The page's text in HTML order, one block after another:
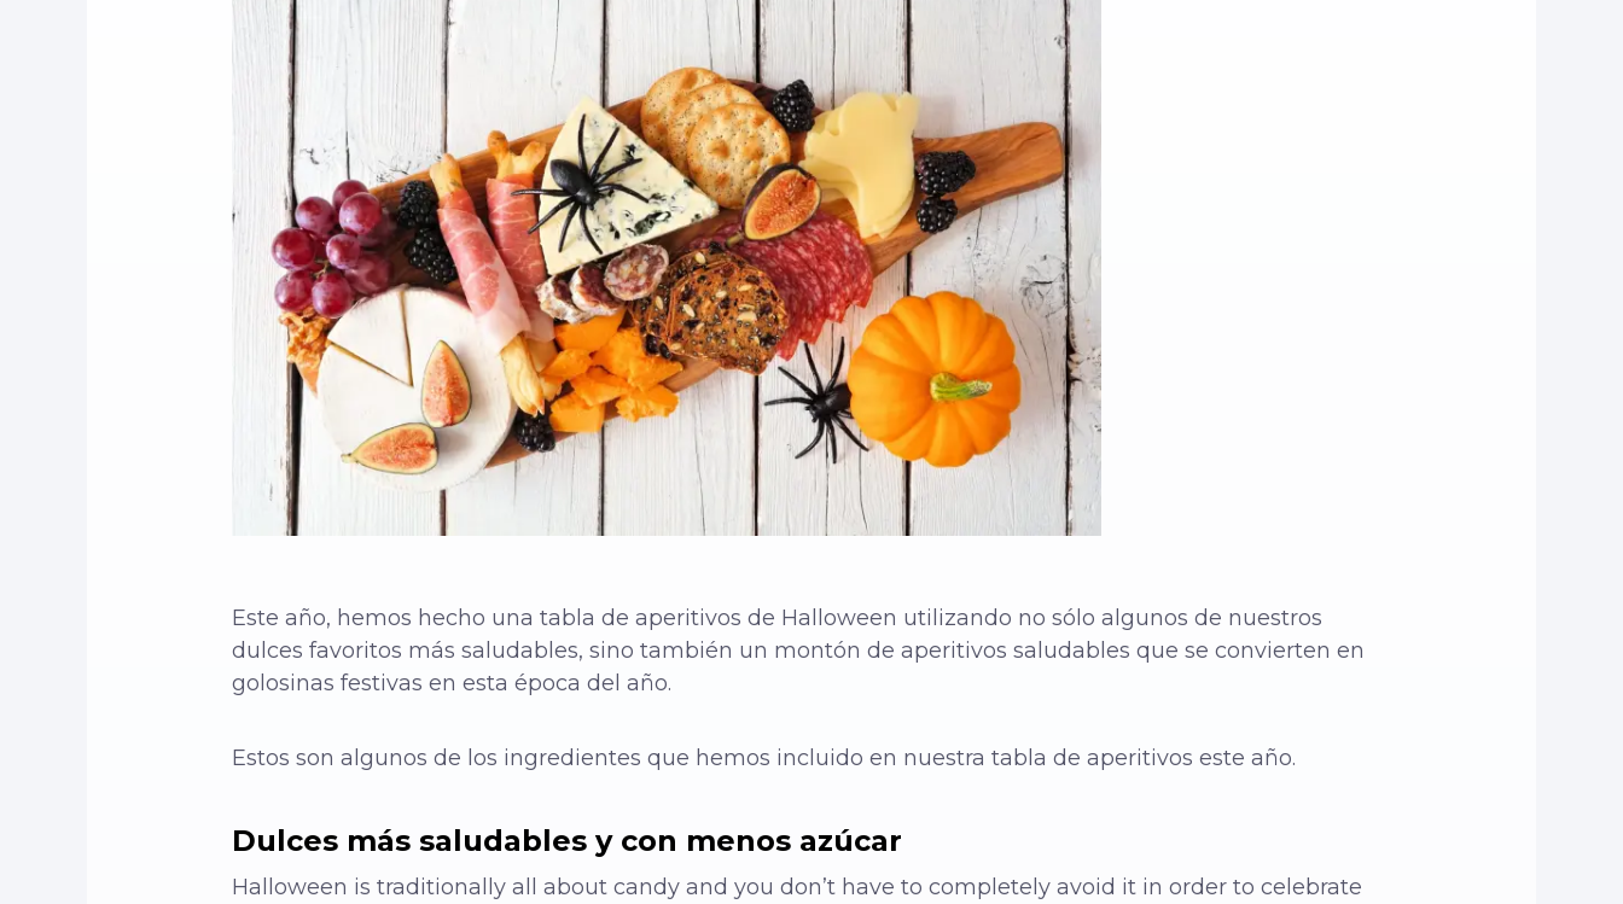
Este año, hemos hecho una tabla de aperitivos de Halloween utilizando no sólo algunos de nuestros
dulces favoritos más saludables, sino también un montón de aperitivos saludables que se convierten en
golosinas festivas en esta época del año.
Estos son algunos de los ingredientes que hemos incluido en nuestra tabla de aperitivos este año.
Dulces más saludables y con menos azúcar
Halloween is traditionally all about candy and you don’t have to completely avoid it in order to celebrate